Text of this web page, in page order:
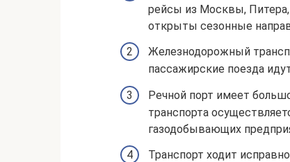
рейсы из Москвы,
открыты сезонные
Железнодорожный
пассажирские поезда
Речной порт имеет
транспорта
газодобывающих
Транспорт ходит